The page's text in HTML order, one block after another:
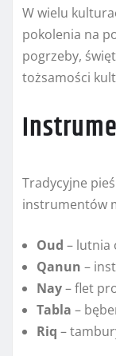
W wielu
pokolenia na
pogrzeby,
tożsamości
Tradycyjne
instrumentów
Oud – lutnia
Qanun –
Nay– flet
Tabla –
Riq –